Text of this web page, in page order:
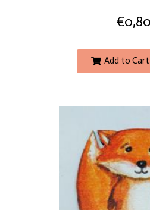
€0,80
Add to Cart